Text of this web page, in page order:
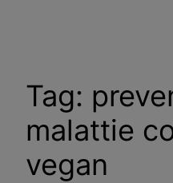
Tag:
malattie
vegan